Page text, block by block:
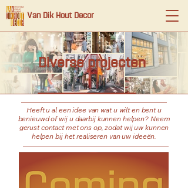
Van Dik Hout Decor
Diverse projecten
Heeft u al een idee van wat u wilt en bent u
benieuwd of wij u daarbij kunnen helpen? Neem
gerust contact met ons op, zodat wij uw kunnen
helpen bij het realiseren van uw ideeën.